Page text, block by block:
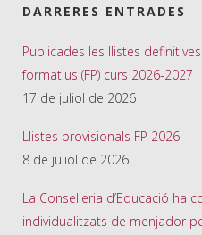
DARRERES ENTRADES
Publicades les llistes
formatius (FP) curs 2026-2027
17 de juliol de 2026
Llistes provisionals FP 2026
8 de juliol de 2026
La Conselleria d’Educació ha
individualitzats de menjador